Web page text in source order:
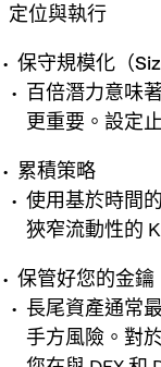
定位與執行
保守規模化（
百倍潛力意味
更重要。設定
累積策略
使用基於時間
狹窄流動性的
保管好您的金鑰
長尾資產通常
手方風險。對